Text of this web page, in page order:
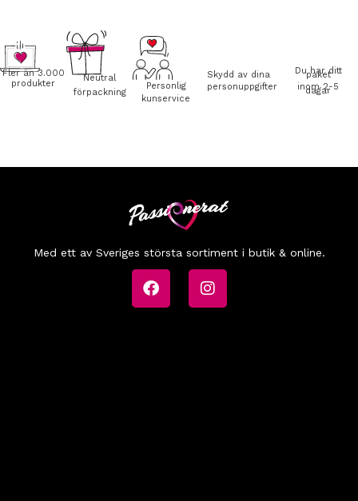
Fler än 3.000
produkter
Neutral
förpackning
Personlig
kunservice
Skydd av dina
personuppgifter
Du har ditt
paket
inom 2-5
dagar
Med ett av Sveriges största sortiment i butik & online.